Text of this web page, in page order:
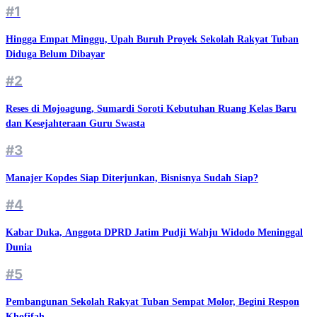
#1
Hingga Empat Minggu, Upah Buruh Proyek Sekolah Rakyat Tuban
Diduga Belum Dibayar
#2
Reses di Mojoagung, Sumardi Soroti Kebutuhan Ruang Kelas Baru
dan Kesejahteraan Guru Swasta
#3
Manajer Kopdes Siap Diterjunkan, Bisnisnya Sudah Siap?
#4
Kabar Duka, Anggota DPRD Jatim Pudji Wahju Widodo Meninggal
Dunia
#5
Pembangunan Sekolah Rakyat Tuban Sempat Molor, Begini Respon